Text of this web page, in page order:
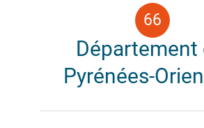
Département
Pyrénées-